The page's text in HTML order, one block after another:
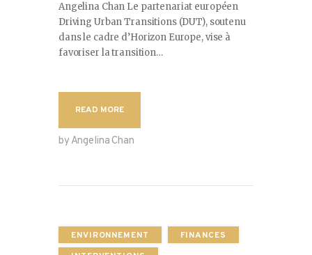
Angelina Chan Le partenariat européen
Driving Urban Transitions (DUT), soutenu
dans le cadre d’Horizon Europe, vise à
favoriser la transition…
READ MORE
by Angelina Chan
ENVIRONNEMENT
FINANCES